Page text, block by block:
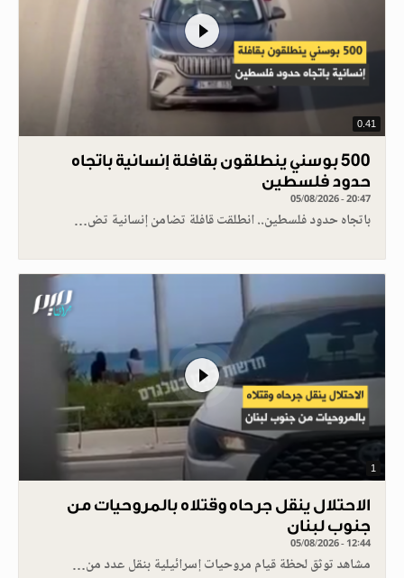
0.41
500 بوسني ينطلقون بقافلة إنسانية باتجاه
حدود فلسطين
05/08/2026 - 20:47
باتجاه حدود فلسطين.. انطلقت قافلة تضامن إنسانية تض…
1
الاحتلال ينقل جرحاه وقتلاه بالمروحيات من
جنوب لبنان
05/08/2026 - 12:44
مشاهد توثق لحظة قيام مروحيات إسرائيلية بنقل عدد من…